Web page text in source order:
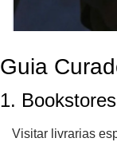
Guia
1.
Visitar livrarias